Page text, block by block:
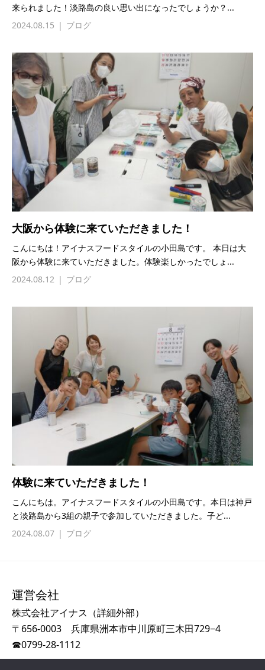
来られました！淡路島の良い思い出になったでしょうか？...
2024.08.15
ブログ
大阪から体験に来ていただきました！
こんにちは！アイナスフードスタイルの小田島です。 本日は大
阪から体験に来ていただきました。体験楽しかったでしょ...
2024.08.12
ブログ
体験に来ていただきました！
こんにちは。アイナスフードスタイルの小田島です。本日は神戸
と淡路島から3組の親子で参加していただきました。子ど...
2024.08.07
ブログ
運営会社
株式会社アイナス（詳細外部）
〒656-0003 兵庫県洲本市中川原町三木田729−4
☎0799-28-1112